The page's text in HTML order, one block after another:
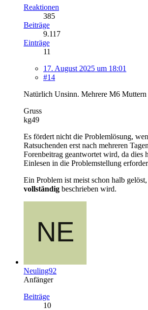
Reaktionen
385
Beiträge
9.117
Einträge
11
17. August 2025 um 18:01
#14
Natürlich Unsinn. Mehrere M6 Muttern
Gruss
kg49
Es fördert nicht die Problemlösung,
Ratsuchenden erst nach mehreren
Forenbeitrag geantwortet wird, da dies
Einlesen in die Problemstellung
Ein Problem ist meist schon halb
vollständig beschrieben wird.
Neuling92
Anfänger
Beiträge
10